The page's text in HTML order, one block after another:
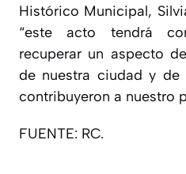
Histórico Municipal,
“este acto tendrá
recuperar un aspecto
de nuestra ciudad y de
contribuyeron a nuestro
FUENTE: RC.